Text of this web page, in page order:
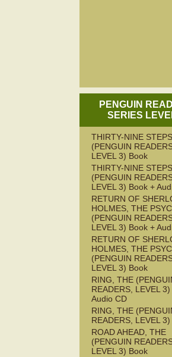
PENGUIN
SERIES
THIRTY-NINE
(PENGUIN
LEVEL 3) Book
THIRTY-NINE
(PENGUIN
LEVEL 3) Book +
RETURN OF
HOLMES, THE
(PENGUIN
LEVEL 3) Book +
RETURN OF
HOLMES, THE
(PENGUIN
LEVEL 3) Book
RING, THE
READERS, LEVEL
Audio CD
RING, THE
READERS, LEVEL
ROAD AHEAD, THE
(PENGUIN
LEVEL 3) Book